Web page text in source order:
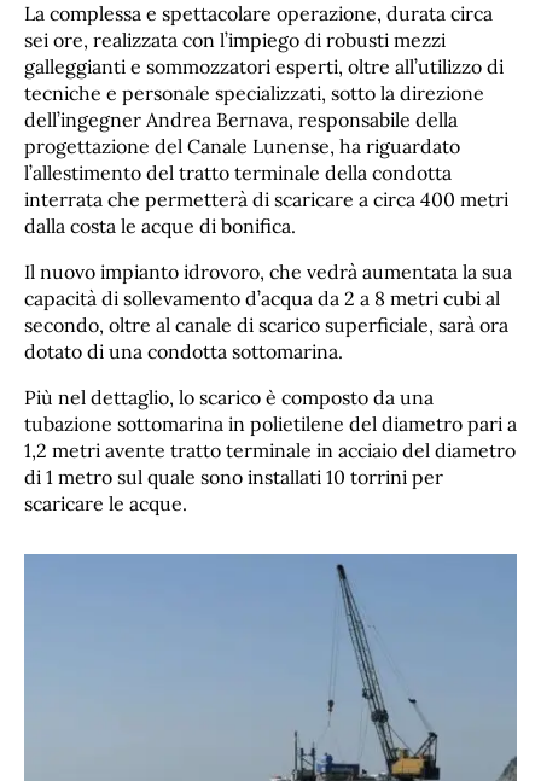
La complessa e spettacolare operazione, durata circa
sei ore, realizzata con l’impiego di robusti mezzi
galleggianti e sommozzatori esperti, oltre all’utilizzo di
tecniche e personale specializzati, sotto la direzione
dell’ingegner Andrea Bernava, responsabile della
progettazione del Canale Lunense, ha riguardato
l’allestimento del tratto terminale della condotta
interrata che permetterà di scaricare a circa 400 metri
dalla costa le acque di bonifica.
Il nuovo impianto idrovoro, che vedrà aumentata la sua
capacità di sollevamento d’acqua da 2 a 8 metri cubi al
secondo, oltre al canale di scarico superficiale, sarà ora
dotato di una condotta sottomarina.
Più nel dettaglio, lo scarico è composto da una
tubazione sottomarina in polietilene del diametro pari a
1,2 metri avente tratto terminale in acciaio del diametro
di 1 metro sul quale sono installati 10 torrini per
scaricare le acque.